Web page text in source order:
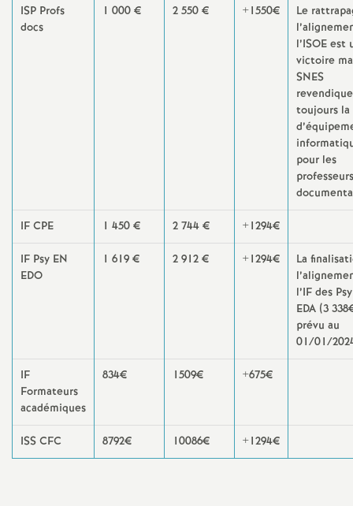
d
O
r
a
n
s
ISP Profs
docs
1 000 € 2 550 € +1550€
Le
l’ISOE est
victoire
SNES
revendique
toujours
pour les
professeurs
IF CPE 1 450 € 2 744 € +1294€
IF Psy EN
EDO
1 619 € 2 912 € +1294€
La
l’IF des
EDA (3
prévu au
01/01/
IF
Formateurs
académiques
834€ 1509€ +675€
ISS CFC 8792€ 10086€ +1294€